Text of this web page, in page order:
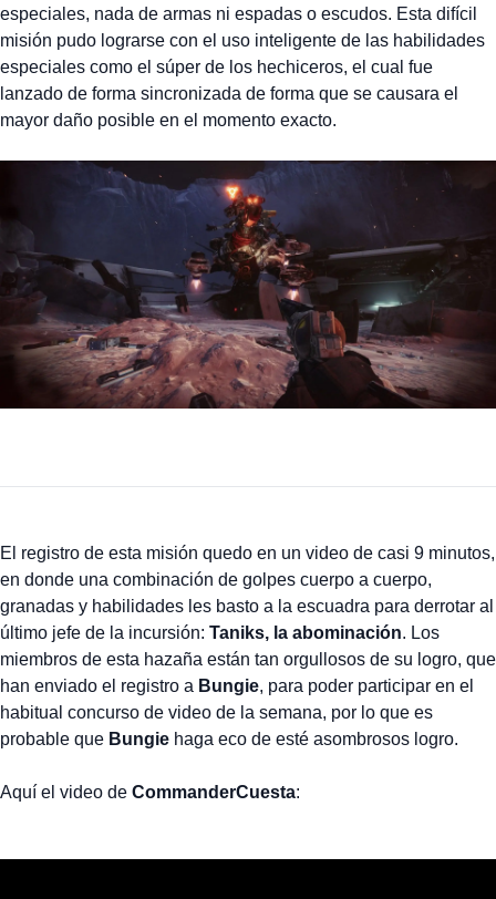
especiales, nada de armas ni espadas o escudos. Esta difícil
misión pudo lograrse con el uso inteligente de las habilidades
especiales como el súper de los hechiceros, el cual fue
lanzado de forma sincronizada de forma que se causara el
mayor daño posible en el momento exacto.
El registro de esta misión quedo en un video de casi 9 minutos,
en donde una combinación de golpes cuerpo a cuerpo,
granadas y habilidades les basto a la escuadra para derrotar al
último jefe de la incursión: Taniks, la abominación. Los
miembros de esta hazaña están tan orgullosos de su logro, que
han enviado el registro a Bungie, para poder participar en el
habitual concurso de video de la semana, por lo que es
probable que Bungie haga eco de esté asombrosos logro.
Aquí el video de CommanderCuesta: